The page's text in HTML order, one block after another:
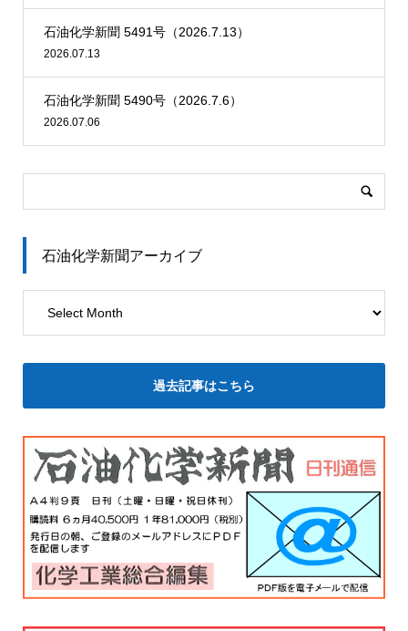
石油化学新聞 5491号（2026.7.13）
2026.07.13
石油化学新聞 5490号（2026.7.6）
2026.07.06
石油化学新聞アーカイブ
過去記事はこちら